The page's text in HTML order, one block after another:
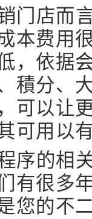
门店而
本费用
，依据
積分、
可以让
可用以
序的相
有很多
您的不